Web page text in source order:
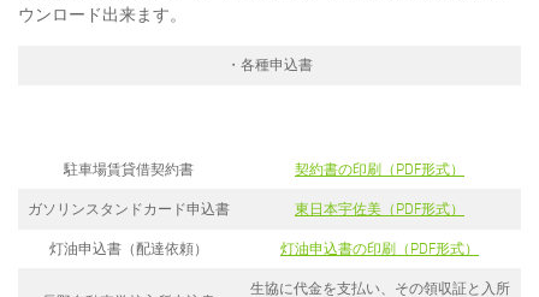
ウンロード出来ます。
・各種申込書
駐車場賃貸借契約書 契約書の印刷（PDF形式）
ガソリンスタンドカード申込書 東日本宇佐美（PDF形式）
灯油申込書（配達依頼） 灯油申込書の印刷（PDF形式）
生協に代金を支払い、その領収証と入所